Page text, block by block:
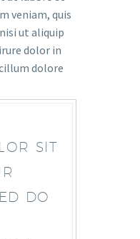
veniam, quis
ut aliquip
dolor in
dolore
SIT
DO